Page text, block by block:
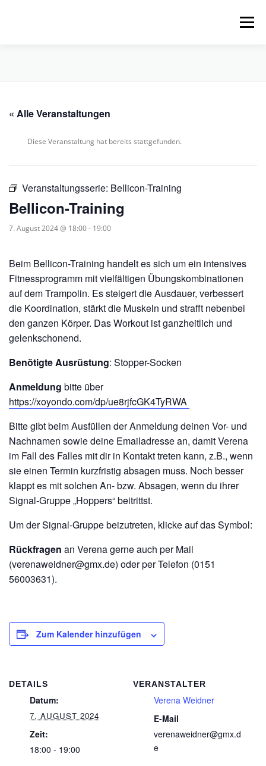
Menü
VERLEIH, TOUREN UND SUP
« Alle Veranstaltungen
Diese Veranstaltung hat bereits stattgefunden.
Veranstaltungsserie: Bellicon-Training
Bellicon-Training
7. August 2024 @ 18:00- 19:00
Beim Bellicon-Training handelt es sich um ein intensives
Fitnessprogramm mit vielfältigen Übungskombinationen
auf dem Trampolin. Es steigert die Ausdauer, verbessert
die Koordination, stärkt die Muskeln und strafft nebenbei
den ganzen Körper. Das Workout ist ganzheitlich und
gelenkschonend.
Benötigte Ausrüstung: Stopper-Socken
Anmeldung bitte über
https://xoyondo.com/dp/ue8rjfcGK4TyRWA
Bitte gibt beim Ausfüllen der Anmeldung deinen Vor- und
Nachnamen sowie deine Emailadresse an, damit Verena
im Fall des Falles mit dir in Kontakt treten kann, z.B., wenn
sie einen Termin kurzfristig absagen muss. Noch besser
klappt es mit solchen An- bzw. Absagen, wenn du ihrer
Signal-Gruppe „Hoppers“ beitrittst.
Um der Signal-Gruppe beizutreten, klicke auf das Symbol:
Rückfragen an Verena gerne auch per Mail
(verenaweidner@gmx.de) oder per Telefon (0151
56003631).
Zum Kalender hinzufügen
DETAILS
Datum:
7. AUGUST 2024
Zeit:
18:00 - 19:00
VERANSTALTER
Verena Weidner
E-Mail
verenaweidner@gmx.d
e